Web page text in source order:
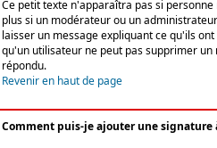
Ce petit texte n'apparaîtra pas si
plus si un modérateur ou un
laisser un message expliquant ce qu'ils
qu'un utilisateur ne peut pas supprimer un
répondu.
Revenir en haut de page
Comment puis-je ajouter une signature